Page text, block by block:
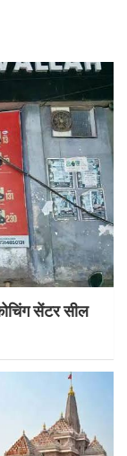
सेंटर सील